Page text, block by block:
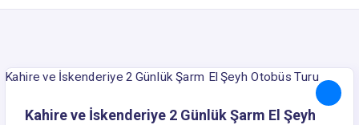
Kahire ve İskenderiye 2 Günlük Şarm El Şeyh